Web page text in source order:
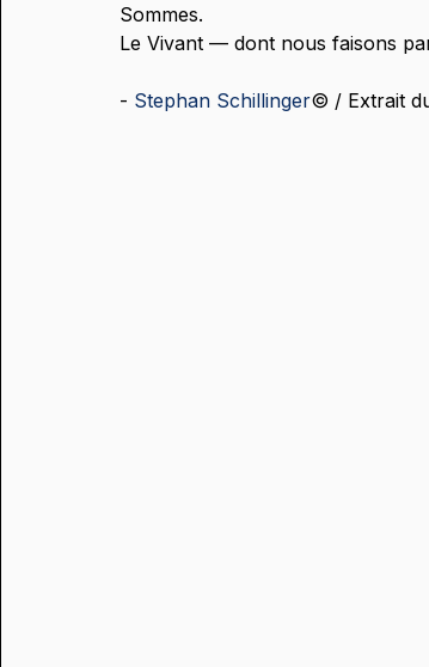
Sommes.
Le Vivant — dont nous faisons
- Stephan Schillinger© / Extrait